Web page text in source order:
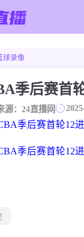
球录像
源：24直播网
季后赛首轮12
季后赛首轮12